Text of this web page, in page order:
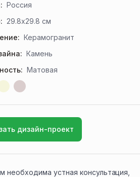
Россия
29.8x29.8 см
Керамогранит
Камень
Матовая
дизайн-проект
необходима устная консультация,